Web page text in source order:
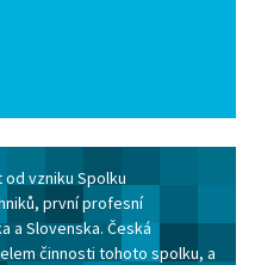
od vzniku Spolku
první profesní
a Slovenska. Česká
činnosti tohoto spolku, a